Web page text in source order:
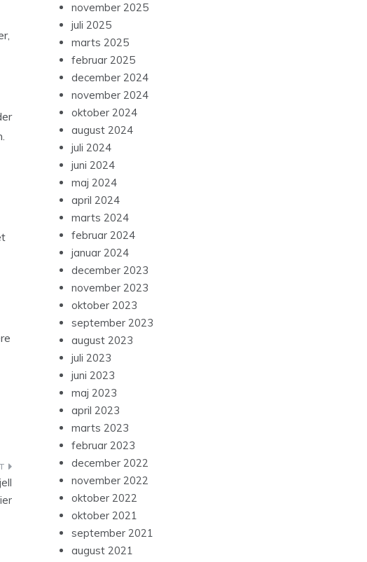
november 2025
juli 2025
marts 2025
februar 2025
december 2024
november 2024
oktober 2024
august 2024
juli 2024
juni 2024
maj 2024
april 2024
marts 2024
februar 2024
januar 2024
december 2023
november 2023
oktober 2023
september 2023
august 2023
juli 2023
juni 2023
maj 2023
april 2023
marts 2023
februar 2023
december 2022
november 2022
oktober 2022
oktober 2021
september 2021
august 2021